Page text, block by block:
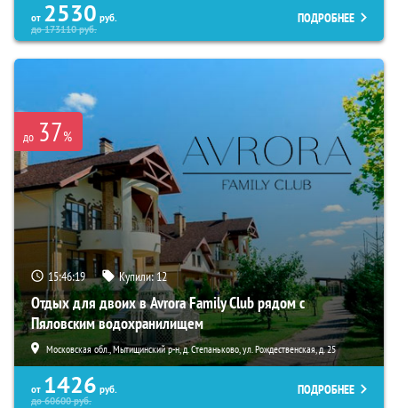
от 2530 руб.
до173110руб.
ПОДРОБНЕЕ
до 37%
15:46:17 Купили:12
Отдых для двоих в Avrora Family Club рядом с
Пяловским водохранилищем
Московская обл., Мытищинский р-н, д. Степаньково, ул. Рождественская, д. 25
от 1426 руб.
до60600руб.
ПОДРОБНЕЕ